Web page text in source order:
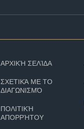
ΑΡΧΙΚΉ ΣΕΛΊΔΑ
ΣΧΕΤΙΚΆ ΜΕ ΤΟ
ΔΙΑΓΩΝΙΣΜΌ
ΠΟΛΙΤΙΚΉ
ΑΠΟΡΡΉΤΟΥ